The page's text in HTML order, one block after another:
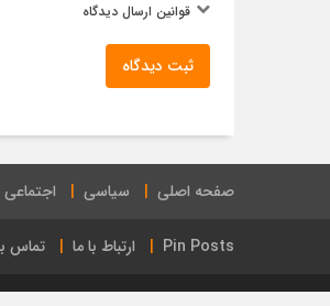
قوانین ارسال دیدگاه
ثبت دیدگاه
صفحه اصلی سیاسی اجتماعی
Pin Posts ارتباط با ما تماس